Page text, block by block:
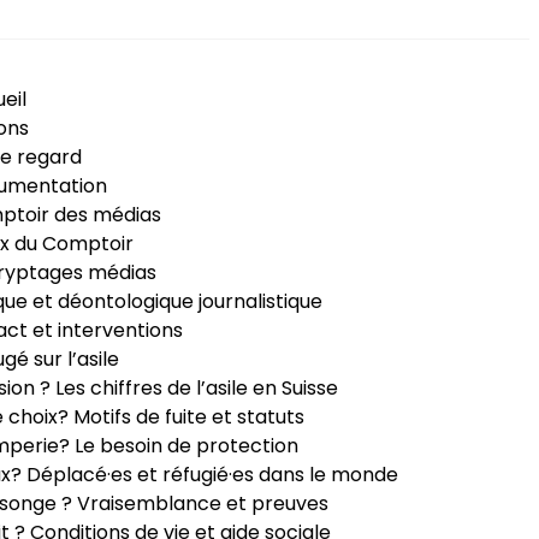
regard
des médias
du Comptoir
médias
et déontologique journalistique
et interventions
sur l’asile
? Les chiffres de l’asile en Suisse
choix? Motifs de fuite et statuts
Le besoin de protection
Déplacé·es et réfugié·es dans le monde
? Vraisemblance et preuves
? Conditions de vie et aide sociale